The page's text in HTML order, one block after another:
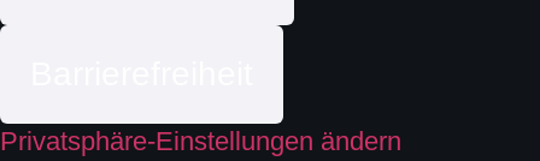
Privatsphäre-Einstellungen ändern